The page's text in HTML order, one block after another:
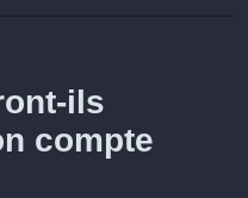
ils
compte